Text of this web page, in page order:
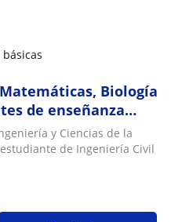
Biología
de enseñanza
y Ciencias de la
de Ingeniería Civil